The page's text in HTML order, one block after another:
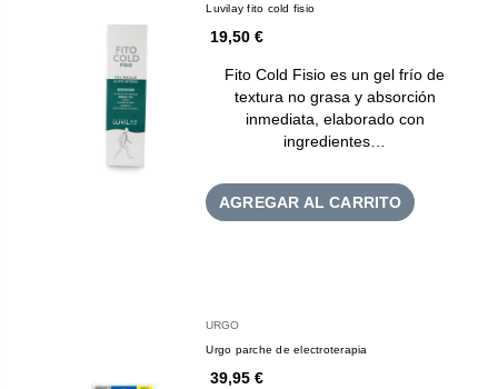
Luvilay fito cold fisio
19,50 €
Fito Cold Fisio es un gel frío de
textura no grasa y absorción
inmediata, elaborado con
ingredientes…
AGREGAR AL CARRITO
URGO
Urgo parche de electroterapia
39,95 €